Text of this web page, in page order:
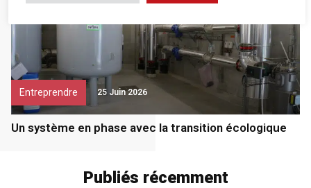
Entreprendre 25 Juin 2026
Un système en phase avec la transition écologique
Publiés récemment